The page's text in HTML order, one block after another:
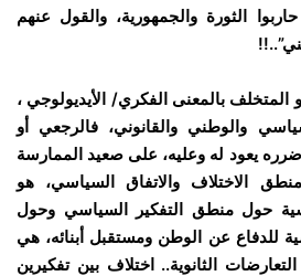
حاربوا الثورة والجمهورية، والقول عنهم
المتخلف بالمعنى الفكري/ الأيديولوجي ،
والوطني والقانوني، فالرجعي أو
يعود له وعليه، على صعيد الممارسة
الاختلاف والاتفاق السياسي، هو
حول منطق التفكير السياسي وحول
للدفاع عن الوطن ومستقبل أبنائه، هي
الثانوية.. اختلاف بين تفكيرين